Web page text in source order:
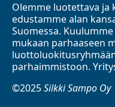
Olemme luotettava
edustamme alan
Suomessa.
mukaan parhaaseen
parhaimmistoon.
©2025Silkki Sampo Oy